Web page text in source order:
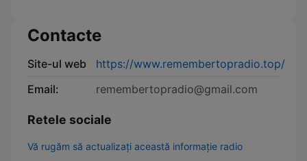
Contacte
Site-ul web
https://www.remembertopradio.top/
Email:
remembertopradio@gmail.com
Retele sociale
Vă rugăm să actualizați această informație radio